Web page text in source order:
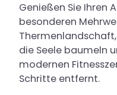
Genießen Sie Ihren
besonderen
die Seele baumeln
modernen
Schritte entfernt.